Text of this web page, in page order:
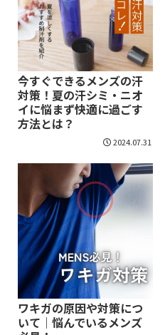
今すぐできるメンズの汗
対策！夏の汗シミ・ニオ
イに悩まず快適に過ごす
方法とは？
2024.07.31
ワキガの原因や対策につ
いて｜悩んでいるメンズ